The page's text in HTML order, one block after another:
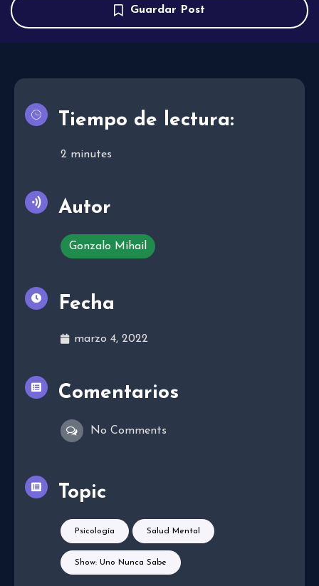
Guardar Post
Tiempo de lectura:
2 minutes
Autor
Gonzalo Mihail
Fecha
marzo 4, 2022
Comentarios
No Comments
Topic
Psicología Salud Mental
Show: Uno Nunca Sabe